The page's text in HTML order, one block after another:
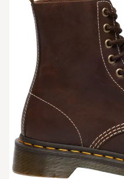
Avaa